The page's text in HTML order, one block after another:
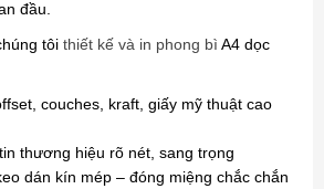
đầu.
tôi thiết kế và in phong bì A4 dọc
couches, kraft, giấy mỹ thuật cao
thương hiệu rõ nét, sang trọng
dán kín mép – đóng miệng chắc chắn